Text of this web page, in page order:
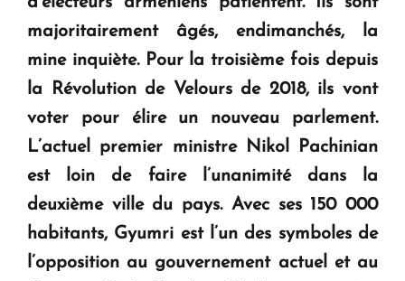
en Arménie
Le premier hôtel Hyatt Regency d'Arménie
ouvrira ses portes à Dilijan
majoritairement âgés, endimanchés, la
mine inquiète. Pour la troisième fois depuis
la Révolution de Velours de 2018, ils vont
voter pour élire un nouveau parlement.
L’actuel premier ministre Nikol Pachinian
est loin de faire l’unanimité dans la
deuxième ville du pays. Avec ses 150 000
habitants, Gyumri est l’un des symboles de
l’opposition au gouvernement actuel et au